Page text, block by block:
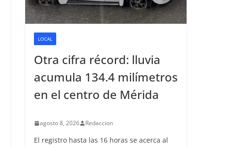
LOCAL
Otra cifra récord: lluvia
acumula 134.4 milímetros
en el centro de Mérida
agosto 8, 2026 Redaccion
El registro hasta las 16 horas se acerca al